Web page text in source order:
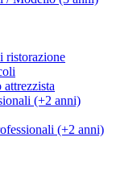
ristorazione
(+2 anni)
(+2 anni)